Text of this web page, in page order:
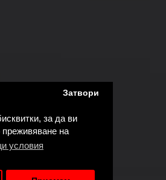
за да ви
преживяване на
условия
Затвори